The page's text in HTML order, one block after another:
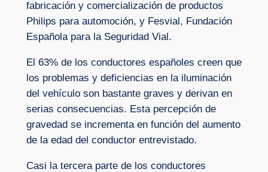
fabricación y comercialización de productos
Philips para automoción, y Fesvial, Fundación
Española para la Seguridad Vial.
El 63% de los conductores españoles creen que
los problemas y deficiencias en la iluminación
del vehículo son bastante graves y derivan en
serias consecuencias. Esta percepción de
gravedad se incrementa en función del aumento
de la edad del conductor entrevistado.
Casi la tercera parte de los conductores